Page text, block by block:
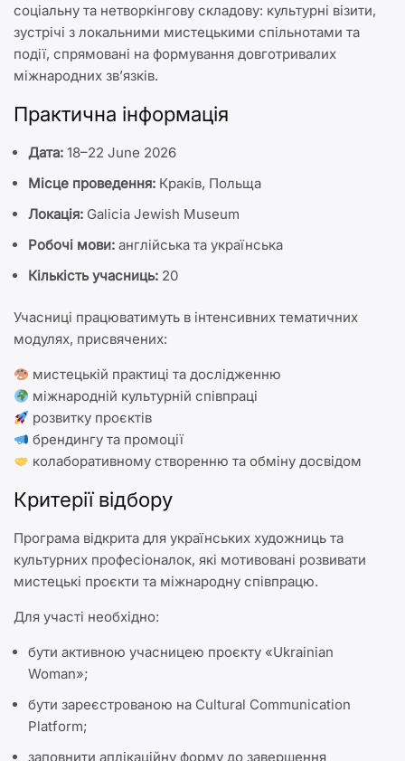
соціальну та нетворкінгову складову: культурні візити,
зустрічі з локальними мистецькими спільнотами та
події, спрямовані на формування довготривалих
міжнародних зв’язків.
Практична інформація
Дата: 18–22 June 2026
Місце проведення: Краків, Польща
Локація: Galicia Jewish Museum
Робочі мови: англійська та українська
Кількість учасниць: 20
Учасниці працюватимуть в інтенсивних тематичних
модулях, присвячених:
мистецькій практиці та дослідженню
міжнародній культурній співпраці
розвитку проєктів
брендингу та промоції
колаборативному створенню та обміну досвідом
Критерії відбору
Програма відкрита для українських художниць та
культурних професіоналок, які мотивовані розвивати
мистецькі проєкти та міжнародну співпрацю.
Для участі необхідно:
бути активною учасницею проєкту «Ukrainian
Woman»;
бути зареєстрованою на Cultural Communication
Platform;
заповнити аплікаційну форму до завершення